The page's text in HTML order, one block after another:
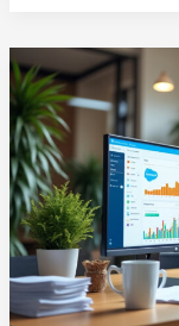
de
l’épaule
:
délais
et
précautions
à
respecter